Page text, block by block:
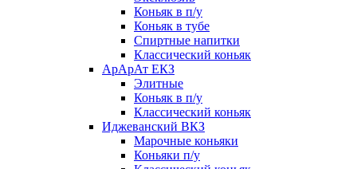
Коньяк в п/у
Коньяк в тубе
Спиртные напитки
Классический коньяк
АрАрАт ЕКЗ
Элитные
Коньяк в п/у
Классический коньяк
Иджеванский ВКЗ
Марочные коньяки
Коньяки п/у